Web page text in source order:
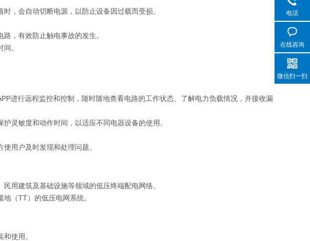
，会自动切断电源，以防止设备因过载而受损。
，有效防止触电事故的发生。
。
进行远程监控和控制，随时随地查看电路的工作状态、了解电力负载情况，并接收漏电警报和
灵敏度和动作时间，以适应不同电器设备的使用。
用户及时发现和处理问题。
用建筑及基础设施等领域的低压终端配电网络。
（TT）的低压电网系统。
使用。
电话
在线咨询
微信扫一扫